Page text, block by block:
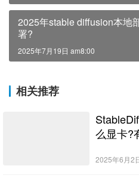
2025年stable diffusion本地
署?
2025年7月19日 am8:00
相关推荐
么显卡?
2025年6月2